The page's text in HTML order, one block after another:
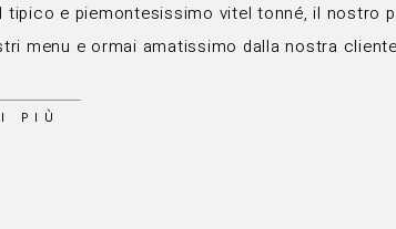
tipico e piemontesissimo vitel tonné, il nostro
menu e ormai amatissimo dalla nostra
PIÙ